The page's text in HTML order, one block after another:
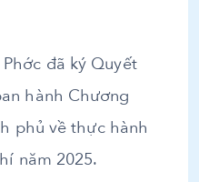
đã ký Quyết
hành Chương
phủ về thực hành
năm 2025.